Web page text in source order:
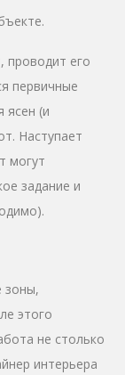
проводит его
первичные
ясен (и
Наступает
могут
задание и
зоны,
этого
не столько
интерьера